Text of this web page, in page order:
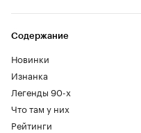
Содержание
Новинки
Изнанка
Легенды 90-х
Что там у них
Рейтинги